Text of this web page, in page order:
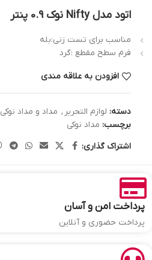
اتود مدل Nifty نوک 0.9 پنتر
مناسب برای تست زنی:بله
فرم سطح مقطع :گرد
افزودن به علاقه مندی
دسته: لوازم التحریر , مداد و مداد نوکی
برچسب: مداد نوکی
اشتراک گذاری:
پرداخت امن و آسان
پرداخت حضوری و آنلاین